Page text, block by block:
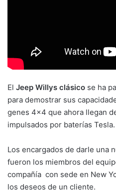
El Jeep Willys clásico se ha
para demostrar sus
genes 4×4 que ahora llegan
impulsados por baterías Tesla.
Los encargados de darle una
fueron los miembros del
compañía con sede en New
los deseos de un cliente.